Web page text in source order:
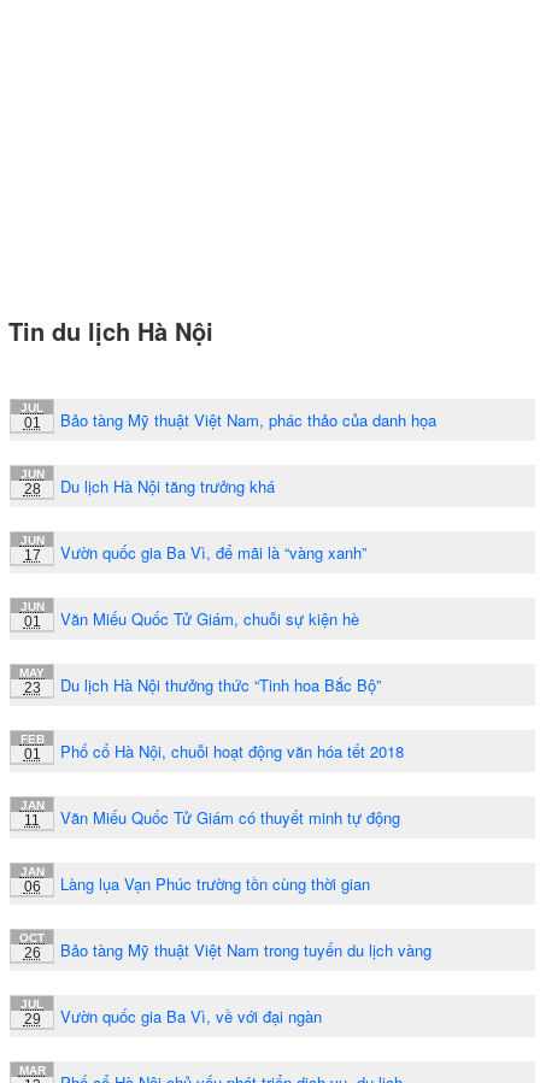
Tin du lịch Hà Nội
JUL
01 Bảo tàng Mỹ thuật Việt Nam, phác thảo của danh họa
JUN
28 Du lịch Hà Nội tăng trưởng khá
JUN
17 Vườn quốc gia Ba Vì, để mãi là “vàng xanh”
JUN
01 Văn Miếu Quốc Tử Giám, chuỗi sự kiện hè
MAY
23 Du lịch Hà Nội thưởng thức “Tinh hoa Bắc Bộ”
FEB
01 Phố cổ Hà Nội, chuỗi hoạt động văn hóa tết 2018
JAN
11 Văn Miếu Quốc Tử Giám có thuyết minh tự động
JAN
06 Làng lụa Vạn Phúc trường tồn cùng thời gian
OCT
26 Bảo tàng Mỹ thuật Việt Nam trong tuyến du lịch vàng
JUL
29 Vườn quốc gia Ba Vì, về với đại ngàn
MAR